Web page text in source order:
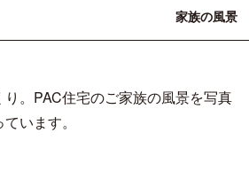
家族の風景
。PAC住宅のご家族の風景を写真
います。